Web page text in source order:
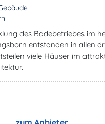
des Badebetriebes im
entstanden in allen
viele Häuser im